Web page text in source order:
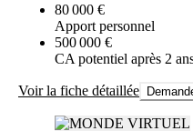
80 000 €
Apport personnel
500 000 €
CA potentiel après 2
Voir la fiche détaillée